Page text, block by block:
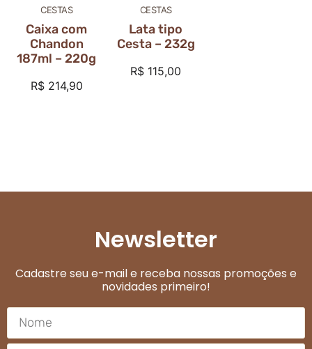
CESTAS
Caixa com
Chandon
187ml – 220g
R$214,90
CESTAS
Lata tipo
Cesta – 232g
R$ 115,00
Newsletter
Cadastre seu e-mail e receba nossas promoções e
novidades primeiro!